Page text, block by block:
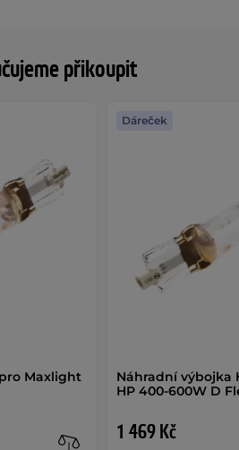
přikoupit
Maxlight
Náhradní výbojka
HP 400-600W D
1 469 Kč
Dáreček